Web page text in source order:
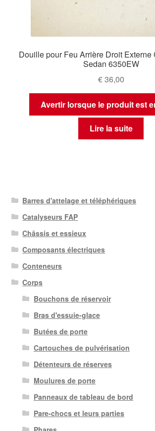
Douille pour Feu Arrière Droit Externe
Sedan 6350EW
€36,00
Avertir lorsque le produit est
Lire la suite
Barres d'attelage et téléphériques
Catalyseurs FAP
Châssis et essieux
Composants électriques
Conteneurs
Corps
Bouchons de réservoir
Bras d'essuie-glace
Butées de porte
Cartouches de pulvérisation
Détenteurs de réserves
Moulures de porte
Panneaux de tableau de bord
Pare-chocs et leurs parties